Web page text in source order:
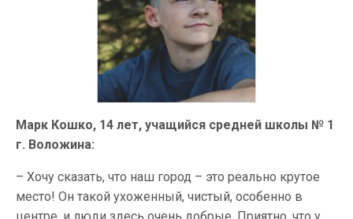
Марк Кошко, 14 лет, учащийся средней школы № 1
г. Воложина:
– Хочу сказать, что наш город – это реально крутое
место! Он такой ухоженный, чистый, особенно в